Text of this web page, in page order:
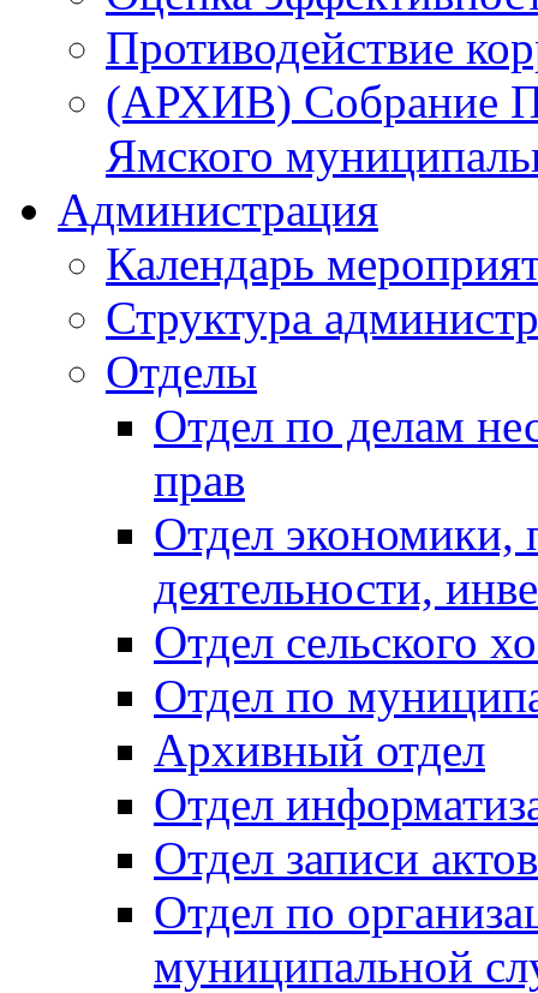
Противодействие
(АРХИВ) Собрание
Ямского
Администрация
Календарь
Структура
Отделы
Отдел по делам
прав
Отдел экономики,
деятельности,
Отдел сельского
Отдел по
Архивный отдел
Отдел
Отдел записи
Отдел по
муниципальной